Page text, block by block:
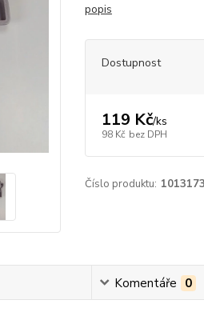
popis
Dostupnost
119 Kč/ks
98 Kč bez DPH
Číslo produktu: 1013173
Komentáře 0